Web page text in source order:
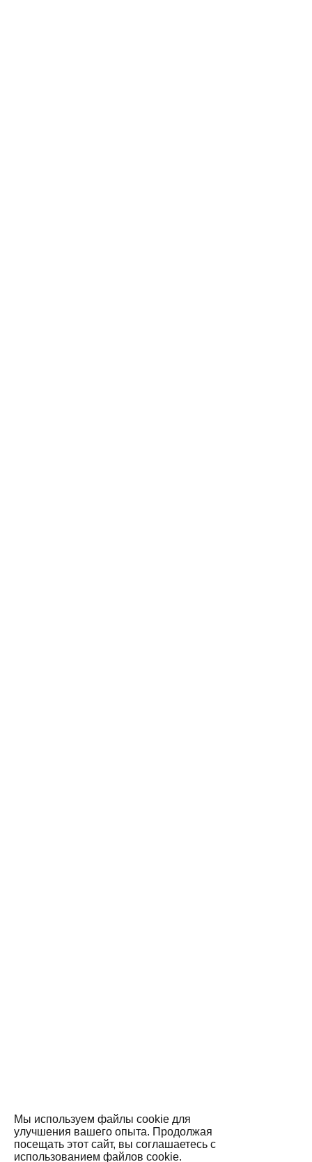
Мы используем файлы cookie для
улучшения вашего опыта. Продолжая
посещать этот сайт, вы соглашаетесь с
использованием файлов cookie.